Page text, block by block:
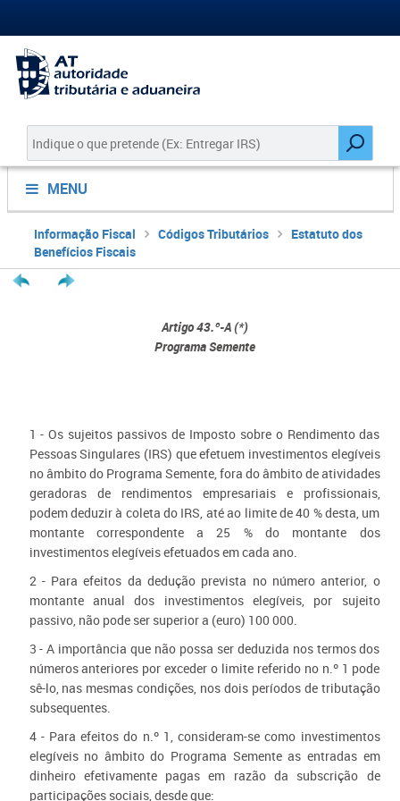
MENU
Informação Fiscal Códigos Tributários
Estatuto dos
Benefícios Fiscais
Artigo 43.º-A (*)
Programa Semente
1 - Os sujeitos passivos de Imposto sobre o Rendimento das
Pessoas Singulares (IRS) que efetuem investimentos elegíveis
no âmbito do Programa Semente, fora do âmbito de atividades
geradoras de rendimentos empresariais e profissionais,
podem deduzir à coleta do IRS, até ao limite de 40 % desta, um
montante correspondente a 25 % do montante dos
investimentos elegíveis efetuados em cada ano.
2 - Para efeitos da dedução prevista no número anterior, o
montante anual dos investimentos elegíveis, por sujeito
passivo, não pode ser superior a (euro) 100 000.
3 - A importância que não possa ser deduzida nos termos dos
números anteriores por exceder o limite referido no n.º 1 pode
sê-lo, nas mesmas condições, nos dois períodos de tributação
subsequentes.
4 - Para efeitos do n.º 1, consideram-se como investimentos
elegíveis no âmbito do Programa Semente as entradas em
dinheiro efetivamente pagas em razão da subscrição de
participações sociais, desde que: